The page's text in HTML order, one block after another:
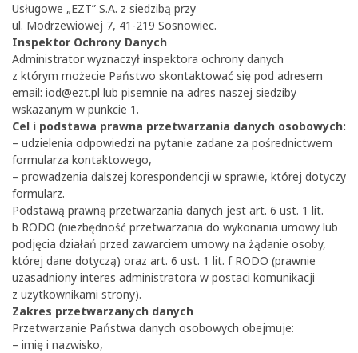
Usługowe „EZT” S.A. z siedzibą przy
ul. Modrzewiowej 7, 41-219 Sosnowiec.
Inspektor Ochrony Danych
Administrator wyznaczył inspektora ochrony danych
z którym możecie Państwo skontaktować się pod adresem
email: iod@ezt.pl lub pisemnie na adres naszej siedziby
wskazanym w punkcie 1.
Cel i podstawa prawna przetwarzania danych osobowych:
– udzielenia odpowiedzi na pytanie zadane za pośrednictwem
formularza kontaktowego,
– prowadzenia dalszej korespondencji w sprawie, której dotyczy
formularz.
Podstawą prawną przetwarzania danych jest art. 6 ust. 1 lit.
b RODO (niezbędność przetwarzania do wykonania umowy lub
podjęcia działań przed zawarciem umowy na żądanie osoby,
której dane dotyczą) oraz art. 6 ust. 1 lit. f RODO (prawnie
uzasadniony interes administratora w postaci komunikacji
z użytkownikami strony).
Zakres przetwarzanych danych
Przetwarzanie Państwa danych osobowych obejmuje:
– imię i nazwisko,